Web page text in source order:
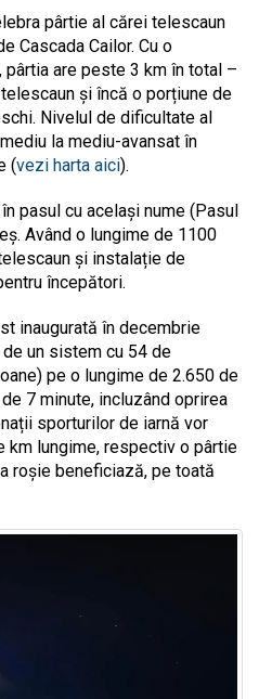
pârtie al cărei telescaun
Cascada Cailor. Cu o
are peste 3 km în total –
și încă o porțiune de
Nivelul de dificultate al
la mediu-avansat în
(vezi harta aici).
pasul cu același nume (Pasul
Având o lungime de 1100
și instalație de
începători.
inaugurată în decembrie
un sistem cu 54 de
pe o lungime de 2.650 de
7 minute, incluzând oprirea
sporturilor de iarnă vor
km lungime, respectiv o pârtie
roșie beneficiază, pe toată